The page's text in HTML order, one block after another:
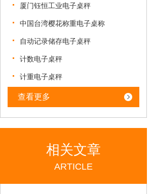
厦门钰恒工业电子桌秤
中国台湾樱花称重电子桌称
自动记录储存电子桌秤
计数电子桌秤
计重电子桌秤
查看更多
相关文章
ARTICLE